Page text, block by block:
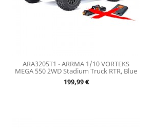
ARA3205T1 - ARRMA 1/10 VORTEKS
MEGA 550 2WD Stadium Truck RTR, Blue
Prix
199,99 €